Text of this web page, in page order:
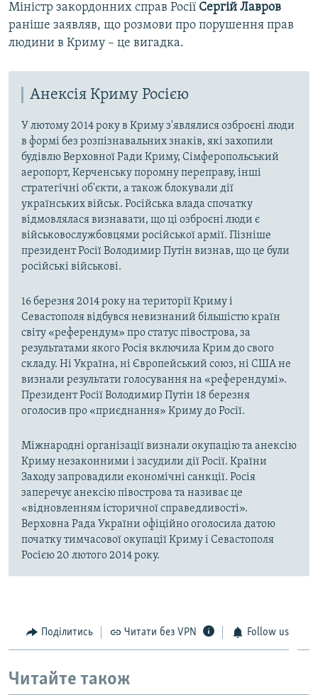
Міністр закордонних справ Росії Сергій Лавров
раніше заявляв, що розмови про порушення прав
людини в Криму – це вигадка.
Анексія Криму Росією
У лютому 2014 року в Криму з'являлися озброєні люди
в формі без розпізнавальних знаків, які захопили
будівлю Верховної Ради Криму, Сімферопольський
аеропорт, Керченську поромну переправу, інші
стратегічні об'єкти, а також блокували дії
українських військ. Російська влада спочатку
відмовлялася визнавати, що ці озброєні люди є
військовослужбовцями російської армії. Пізніше
президент Росії Володимир Путін визнав, що це були
російські військові.
16 березня 2014 року на території Криму і
Севастополя відбувся невизнаний більшістю країн
світу «референдум» про статус півострова, за
результатами якого Росія включила Крим до свого
складу. Ні Україна, ні Європейський союз, ні США не
визнали результати голосування на «референдумі».
Президент Росії Володимир Путін 18 березня
оголосив про «приєднання» Криму до Росії.
Міжнародні організації визнали окупацію та анексію
Криму незаконними і засудили дії Росії. Країни
Заходу запровадили економічні санкції. Росія
заперечує анексію півострова та називає це
«відновленням історичної справедливості».
Верховна Рада України офіційно оголосила датою
початку тимчасової окупації Криму і Севастополя
Росією 20 лютого 2014 року.
Поділитись Читати без VPN Follow us
Читайте також